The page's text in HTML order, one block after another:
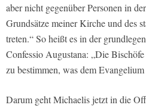
aber nicht gegenüber Personen in
Grundsätze meiner Kirche und des
treten.“ So heißt es in der
Confessio Augustana: „Die
zu bestimmen, was dem
Darum geht Michaelis jetzt in die